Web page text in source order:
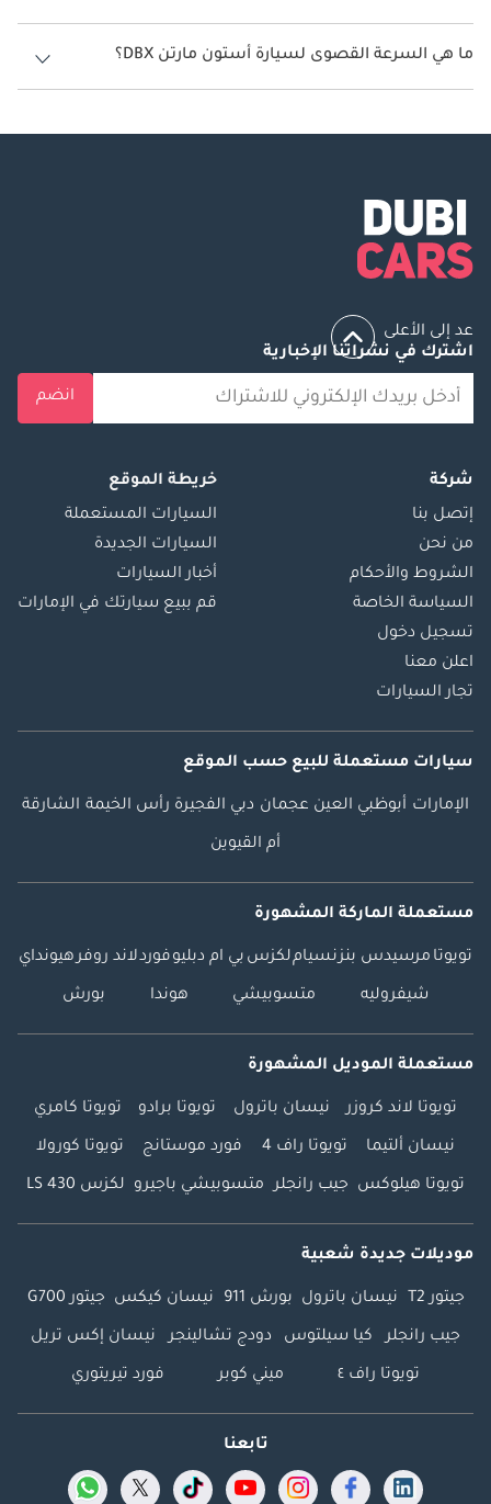
تنتج أستون مارتن DBX قوة 542 حصان - 707 حصان.
ما هي السرعة القصوى لسيارة أستون مارتن DBX؟
السرعة القصوى لسيارة أستون مارتن DBX هي 291 كم/الساعة - 310 كم/
عد إلى الأعلى
اشترك في نشراتنا الإخبارية
انضم
شركة
إتصل بنا
من نحن
الشروط والأحكام
السياسة الخاصة
تسجيل دخول
اعلن معنا
تجار السيارات
خريطة الموقع
السيارات المستعملة
السيارات الجديدة
أخبار السيارات
قم ببيع سيارتك في الإمارات
سيارات مستعملة للبيع حسب الموقع
الإمارات أبوظبي العين عجمان دبي الفجيرة رأس الخيمة الشارقة
أم القيوين
مستعملة الماركة المشهورة
تويوتا مرسيدس بنزنسياملكزس بي ام دبليوفوردلاند روفرهيونداي
شيفروليه متسوبيشي هوندا بورش
مستعملة الموديل المشهورة
تويوتا لاند كروزر نيسان باترول تويوتا برادو تويوتا كامري
نيسان ألتيما تويوتا راف 4 فورد موستانج تويوتا كورولا
تويوتا هيلوكس جيب رانجلر متسوبيشي باجيرو لكزس LS 430
موديلات جديدة شعبية
جيتور T2 نيسان باترول بورش 911 نيسان كيكس جيتور G700
جيب رانجلر كيا سيلتوس دودج تشالينجر نيسان إكس تريل
تويوتا راف ٤ ميني كوبر فورد تيريتوري
تابعنا